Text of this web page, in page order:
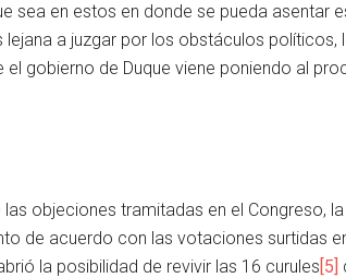
sea en estos en donde se pueda asentar
a juzgar por los obstáculos políticos,
gobierno de Duque viene poniendo al
objeciones tramitadas en el Congreso,
de acuerdo con las votaciones surtidas
la posibilidad de revivir las 16 curules[5]